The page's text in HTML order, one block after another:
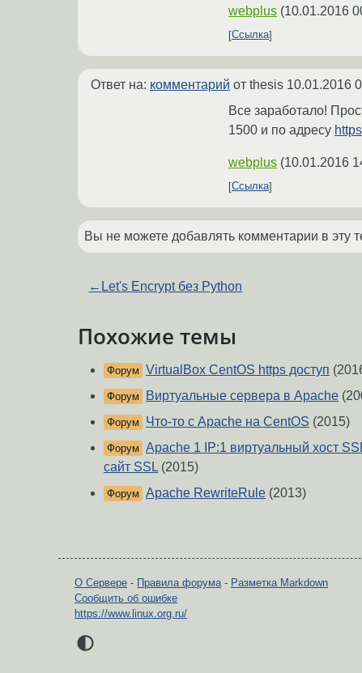
webplus (10.01.2016
Ссылка
Ответ на: комментарий от thesis 10.01.2016
Все заработало!
1500 и по адресу
webplus (10.01.2016
Ссылка
Вы не можете добавлять комментарии в эту
← Let's Encrypt без Python
Похожие темы
Форум VirtualBox CentOS https доступ
Форум Виртуальные сервера в Apache
Форум Что-то с Apache на CentOS (2015)
Форум Apache 1 IP:1 виртуальный хост
сайт SSL(2015)
Форум Apache RewriteRule (2013)
О Сервере - Правила форума- Разметка Markdown
Сообщить об ошибке
https://www.linux.org.ru/